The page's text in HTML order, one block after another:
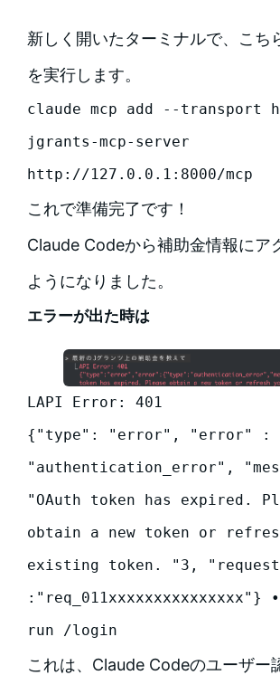
新しく開いたターミナルで、こち
を実行します。
claude mcp add --transport
jgrants-mcp-server
http://127.0.0.1:8000/mcp
これで準備完了です！
Claude Codeから補助金情報にア
ようになりました。
エラーが出た時は
LAPI Error: 401
{"type": "error", "error" :
"authentication_error",
"OAuth token has expired.
obtain a new token or
existing token. "3,
:"req_011xxxxxxxxxxxxxxx"}
run /login
これは、Claude Codeのユーザー